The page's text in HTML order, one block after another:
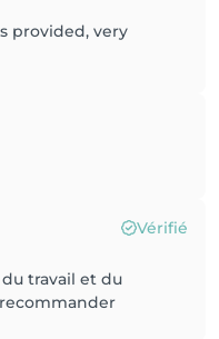
provided, very
Vérifié
travail et du